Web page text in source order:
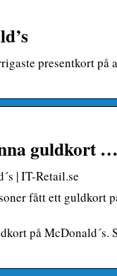
presentkort på
guldkort …
| IT-Retail.se
fått ett guldkort
på McDonald´s.